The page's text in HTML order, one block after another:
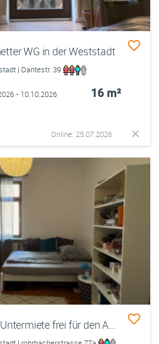
WG in der Weststadt
| Dantestr. 39
- 10.10.2026 16 m²
Online: 25.07.2026